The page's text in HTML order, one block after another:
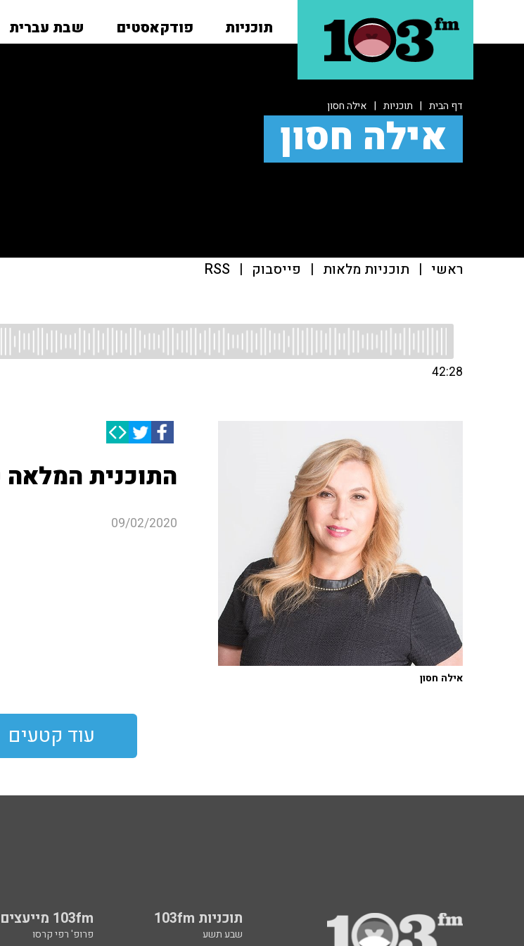
תוכניות פודקאסטים שבת עברית
דף הבית | תוכניות | אילה חסון
אילה חסון
ראשי | תוכניות מלאות | פייסבוק |
RSS
42:28
התוכנית המלאה 09.02.20
09/02/2020
אילה חסון
עוד קטעים
תוכניות 103fm 103fm מייעצים
שבע תשע פרופ' רפי קרסו